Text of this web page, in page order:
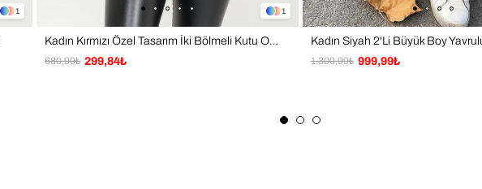
1 1
Kadın Kırmızı Özel Tasarım İki Bölmeli Kutu Omuz Çantası
299,84₺
680,99₺ 999,99₺
1.300,99₺